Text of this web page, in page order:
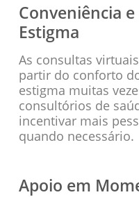
Conveniência
Estigma
As consultas
partir do conforto
estigma muitas
consultórios de
incentivar mais
quando necessário.
Apoio em